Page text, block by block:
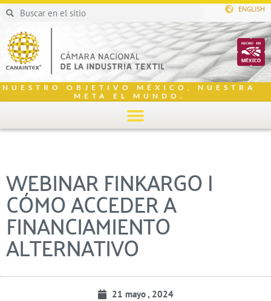
ENGLISH
NUESTRO OBJETIVO MÉXICO, NUESTRA
META EL MUNDO.
WEBINAR FINKARGO |
CÓMO ACCEDER A
FINANCIAMIENTO
ALTERNATIVO
21 mayo , 2024